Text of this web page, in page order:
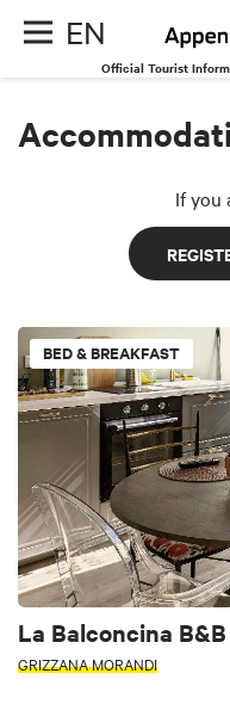
EN
Official Tourist
If you
BED & BREAKFAST
La Balconcina B&B
GRIZZANA MORANDI